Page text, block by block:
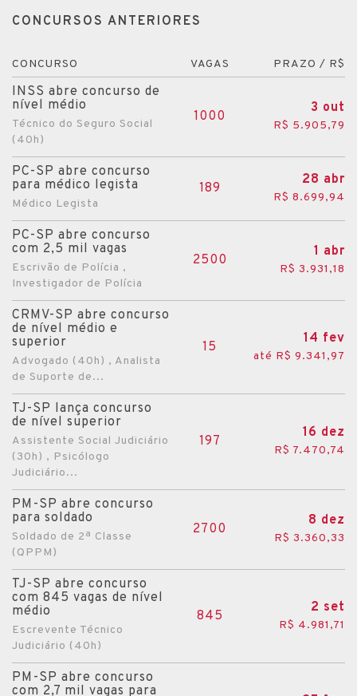
CONCURSOS ANTERIORES
CONCURSO VAGAS PRAZO / R$
INSS abre concurso de
nível médio
Técnico do Seguro Social
(40h)
1000
3 out
R$ 5.905,79
PC-SP abre concurso
para médico legista
Médico Legista
189
28 abr
R$ 8.699,94
PC-SP abre concurso
com 2,5 mil vagas
Escrivão de Polícia ,
Investigador de Polícia
2500
1 abr
R$ 3.931,18
CRMV-SP abre concurso
de nível médio e
superior
Advogado (40h) , Analista
de Suporte de...
15
14 fev
até R$ 9.341,97
TJ-SP lança concurso
de nível superior
Assistente Social Judiciário
(30h) , Psicólogo
Judiciário...
197
16 dez
R$ 7.470,74
PM-SP abre concurso
para soldado
Soldado de 2ª Classe
(QPPM)
2700
8 dez
R$ 3.360,33
TJ-SP abre concurso
com 845 vagas de nível
médio
Escrevente Técnico
Judiciário (40h)
845
2 set
R$ 4.981,71
PM-SP abre concurso
com 2,7 mil vagas para